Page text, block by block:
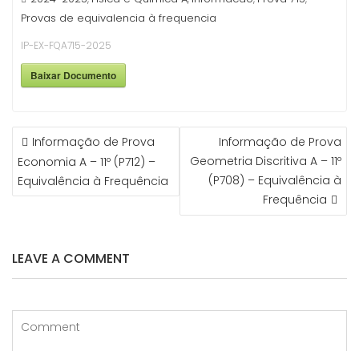
Provas de equivalencia à frequencia
IP-EX-FQA715-2025
Baixar Documento
NAVEGAÇÃO
DE
ARTIGOS
Informação de Prova
Economia A – 11º (P712) –
Equivalência à Frequência
Informação de Prova
Geometria Discritiva A – 11º
(P708) – Equivalência à
Frequência
LEAVE A COMMENT